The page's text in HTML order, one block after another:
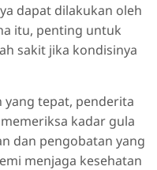
dapat dilakukan oleh
itu, penting untuk
sakit jika kondisinya
yang tepat, penderita
kadar gula
dan pengobatan yang
menjaga kesehatan